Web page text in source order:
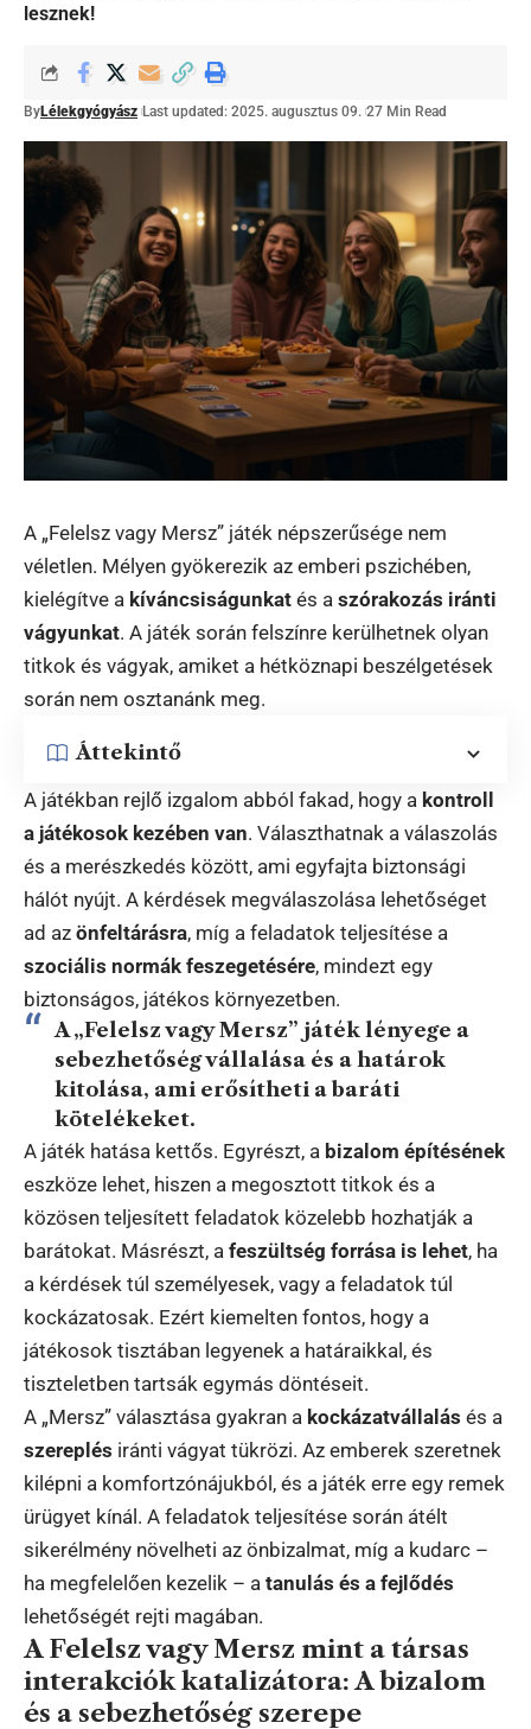
lesznek!
ByLélekgyógyász Last updated: 2025. augusztus 09. 27 Min Read
A „Felelsz vagy Mersz” játék népszerűsége nem
véletlen. Mélyen gyökerezik az emberi pszichében,
kielégítve a kíváncsiságunkat és a szórakozás iránti
vágyunkat. A játék során felszínre kerülhetnek olyan
titkok és vágyak, amiket a hétköznapi beszélgetések
során nem osztanánk meg.
Áttekintő
A játékban rejlő izgalom abból fakad, hogy a kontroll
a játékosok kezében van. Választhatnak a válaszolás
és a merészkedés között, ami egyfajta biztonsági
hálót nyújt. A kérdések megválaszolása lehetőséget
ad az önfeltárásra, míg a feladatok teljesítése a
szociális normák feszegetésére, mindezt egy
biztonságos, játékos környezetben.
A „Felelsz vagy Mersz” játék lényege a
sebezhetőség vállalása és a határok
kitolása, ami erősítheti a baráti
kötelékeket.
A játék hatása kettős. Egyrészt, a bizalom építésének
eszköze lehet, hiszen a megosztott titkok és a
közösen teljesített feladatok közelebb hozhatják a
barátokat. Másrészt, a feszültség forrása is lehet, ha
a kérdések túl személyesek, vagy a feladatok túl
kockázatosak. Ezért kiemelten fontos, hogy a
játékosok tisztában legyenek a határaikkal, és
tiszteletben tartsák egymás döntéseit.
A „Mersz” választása gyakran a kockázatvállalás és a
szereplés iránti vágyat tükrözi. Az emberek szeretnek
kilépni a komfortzónájukból, és a játék erre egy remek
ürügyet kínál. A feladatok teljesítése során átélt
sikerélmény növelheti az önbizalmat, míg a kudarc –
ha megfelelően kezelik – a tanulás és a fejlődés
lehetőségét rejti magában.
A Felelsz vagy Mersz mint a társas
interakciók katalizátora: A bizalom
és a sebezhetőség szerepe